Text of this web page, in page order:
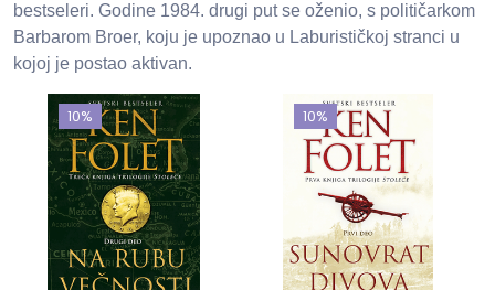
bestseleri. Godine 1984. drugi put se oženio, s političarkom
Barbarom Broer, koju je upoznao u Laburističkoj stranci u
kojoj je postao aktivan.
10% 10%